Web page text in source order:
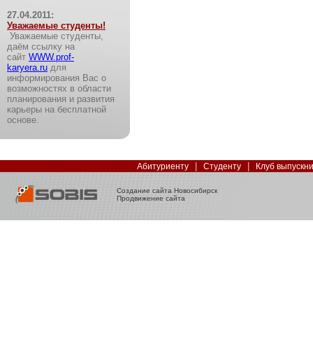
27.04.2011:
Уважаемые студенты!
Уважаемые студенты,
даём ссылку на
сайт WWW.prof-
karyera.ru для
информирования Вас о
возможностях в области
планирования и развития
карьеры на бесплатной
основе.
Абитуриенту Студенту Клуб
Создание сайта Новосибирск
Продвижение сайта